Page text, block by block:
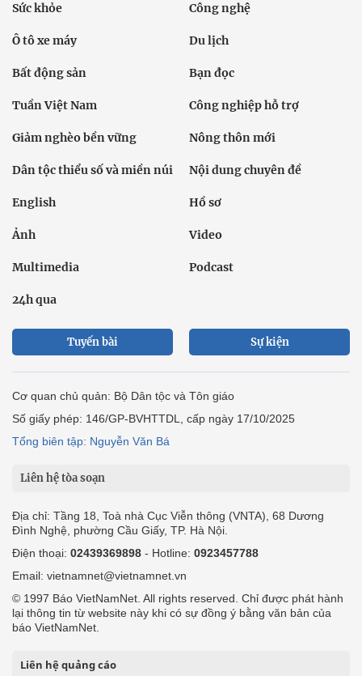
Sức khỏe Công nghệ
Ô tô xe máy Du lịch
Bất động sản Bạn đọc
Tuần Việt Nam Công nghiệp hỗ trợ
Giảm nghèo bền vững Nông thôn mới
Dân tộc thiểu số và miền núi Nội dung chuyên đề
English Hồ sơ
Ảnh Video
Multimedia Podcast
24h qua
Tuyến bài Sự kiện
Cơ quan chủ quản: Bộ Dân tộc và Tôn giáo
Số giấy phép: 146/GP-BVHTTDL, cấp ngày 17/10/2025
Tổng biên tập: Nguyễn Văn Bá
Liên hệ tòa soạn
Địa chỉ: Tầng 18, Toà nhà Cục Viễn thông (VNTA), 68 Dương
Đình Nghệ, phường Cầu Giấy, TP. Hà Nội.
Điện thoại: 02439369898 - Hotline: 0923457788
Email: vietnamnet@vietnamnet.vn
© 1997 Báo VietNamNet. All rights reserved. Chỉ được phát hành
lại thông tin từ website này khi có sự đồng ý bằng văn bản của
báo VietNamNet.
Liên hệ quảng cáo